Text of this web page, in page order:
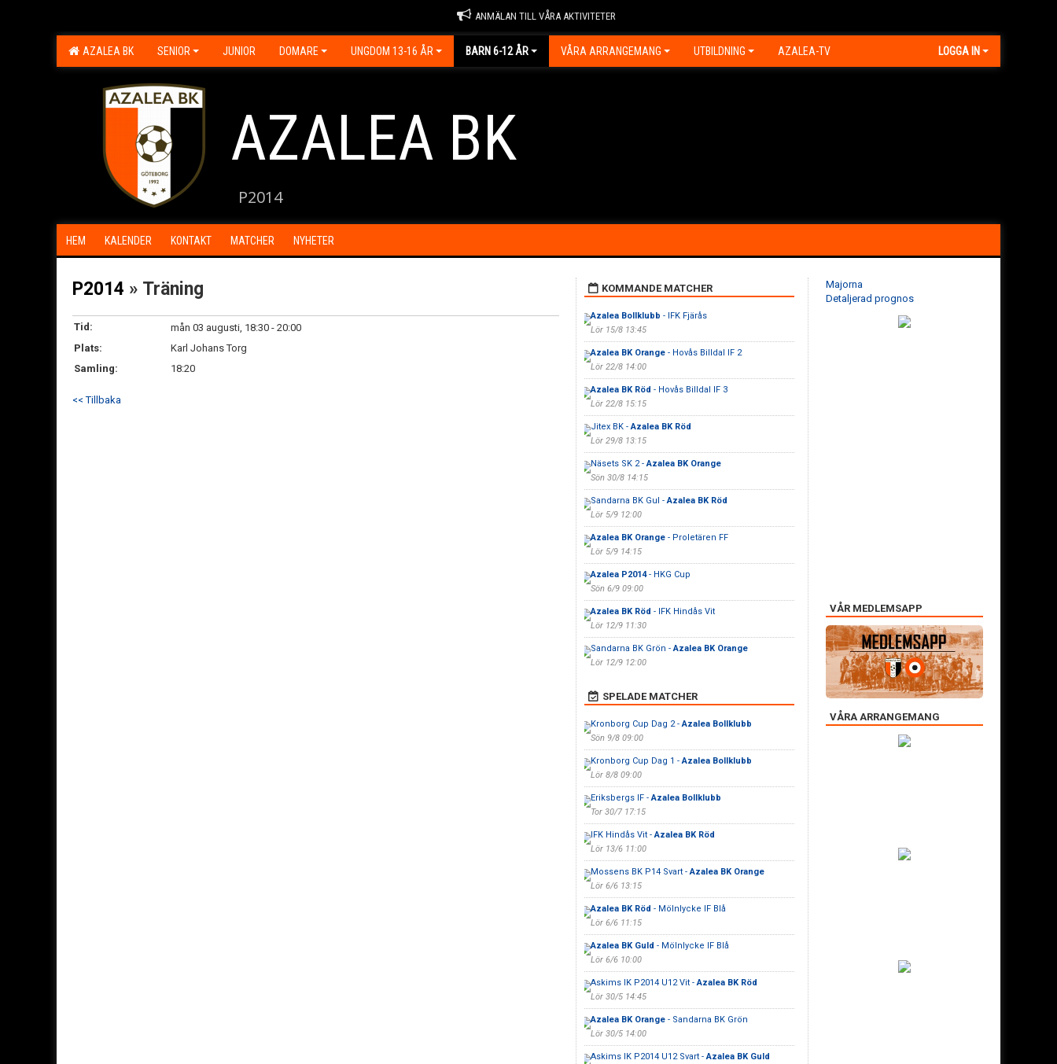
ANMÄLAN TILL VÅRA AKTIVITETER
AZALEA BK SENIOR JUNIOR DOMARE UNGDOM 13-16 ÅR BARN 6-12 ÅR VÅRA ARRANGEMANG UTBILDNING AZALEA-TV LOGGA IN
AZALEA BK
P2014
HEM KALENDER KONTAKT MATCHER NYHETER
P2014 » Träning
Tid:
mån 03 augusti, 18:30 - 20:00
Plats:
Karl Johans Torg
Samling:
18:20
<< Tillbaka
KOMMANDE MATCHER
Azalea Bollklubb - IFK Fjärås
Lör 15/8 13:45
Azalea BK Orange- Hovås Billdal IF 2
Lör 22/8 14:00
Azalea BK Röd - Hovås Billdal IF 3
Lör 22/8 15:15
Jitex BK -Azalea BK Röd
Lör 29/8 13:15
Näsets SK 2 -Azalea BK Orange
Sön 30/8 14:15
Sandarna BK Gul -Azalea BK Röd
Lör 5/9 12:00
Azalea BK Orange- Proletären FF
Lör 5/9 14:15
Azalea P2014- HKG Cup
Sön 6/9 09:00
Azalea BK Röd - IFK Hindås Vit
Lör 12/9 11:30
Sandarna BK Grön -Azalea BK Orange
Lör 12/9 12:00
SPELADE MATCHER
Kronborg Cup Dag 2 -Azalea Bollklubb
Sön 9/8 09:00
Kronborg Cup Dag 1 -Azalea Bollklubb
Lör 8/8 09:00
Eriksbergs IF -Azalea Bollklubb
Tor 30/7 17:15
IFK Hindås Vit -Azalea BK Röd
Lör 13/6 11:00
Mossens BK P14 Svart -Azalea BK Orange
Lör 6/6 13:15
Azalea BK Röd - Mölnlycke IF Blå
Lör 6/6 11:15
Azalea BK Guld - Mölnlycke IF Blå
Lör 6/6 10:00
Askims IK P2014 U12 Vit -Azalea BK Röd
Lör 30/5 14:45
Azalea BK Orange- Sandarna BK Grön
Lör 30/5 14:00
Askims IK P2014 U12 Svart -Azalea BK Guld
Majorna
Detaljerad prognos
VÅR MEDLEMSAPP
VÅRA ARRANGEMANG